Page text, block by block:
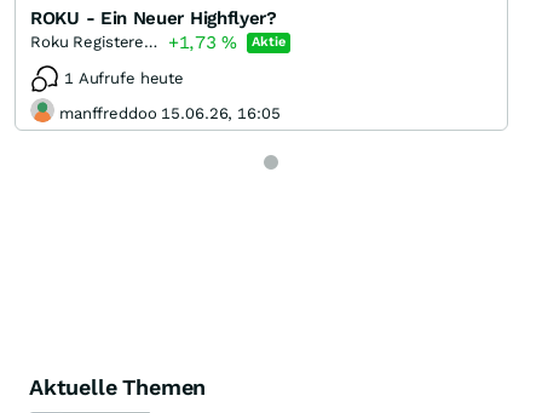
ROKU - Ein Neuer Highflyer?
Roku Registered (A) +1,73% Aktie
1 Aufrufe heute
manffreddoo 15.06.26, 16:05
Aktuelle Themen